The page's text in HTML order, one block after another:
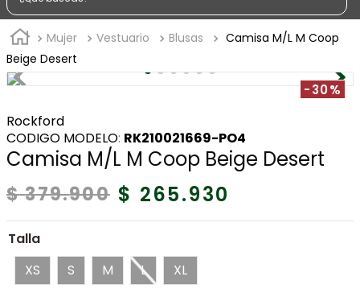
Mujer Vestuario Blusas
Camisa M/L M Coop
Beige Desert
-30%
Rockford
: RK210021669-PO4
Camisa M/L M Coop Beige Desert
$ 379.900 $ 265.930
Talla
XS
S M L XL
TÉRMINOS MÁS BUSCADOS
1
zapatos
4.
camisa
5.
medias
6.
lino
7.
morral
8.
botas
9.
chaqueta